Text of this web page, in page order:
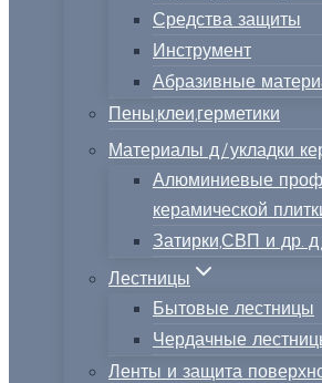
Средства защиты
Инструмент
Абразивные
Пены,клеи,герметики
Материалы д/укладки
Алюминиевые
керамической
Затирки,СВП и др.
Лестницы
Бытовые лестницы
Чердачные
Ленты и защита